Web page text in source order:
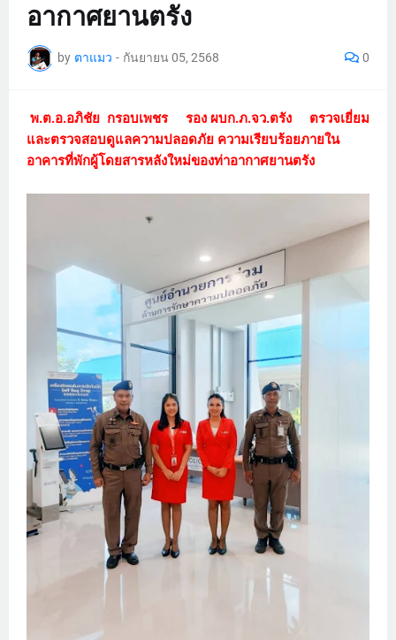
อากาศยานตรัง
by ตาแมว - กันยายน 05, 2568 0
พ.ต.อ.อภิชัย กรอบเพชร รอง ผบก.ภ.จว.ตรัง ตรวจเยี่ยม
และตรวจสอบดูแลความปลอดภัย ความเรียบร้อยภายใน
อาคารที่พักผู้โดยสารหลังใหม่ของท่าอากาศยานตรัง